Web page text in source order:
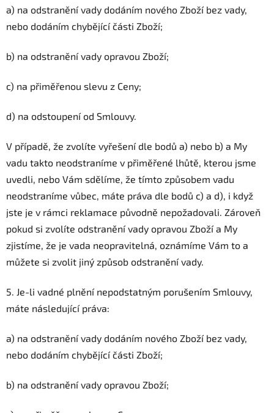
a) na odstranění vady dodáním nového Zboží bez vady,
nebo dodáním chybějící části Zboží;
b) na odstranění vady opravou Zboží;
c) na přiměřenou slevu z Ceny;
d) na odstoupení od Smlouvy.
V případě, že zvolíte vyřešení dle bodů a) nebo b) a My
vadu takto neodstraníme v přiměřené lhůtě, kterou jsme
uvedli, nebo Vám sdělíme, že tímto způsobem vadu
neodstraníme vůbec, máte práva dle bodů c) a d), i když
jste je v rámci reklamace původně nepožadovali. Zároveň
pokud si zvolíte odstranění vady opravou Zboží a My
zjistíme, že je vada neopravitelná, oznámíme Vám to a
můžete si zvolit jiný způsob odstranění vady.
5. Je-li vadné plnění nepodstatným porušením Smlouvy,
máte následující práva:
a) na odstranění vady dodáním nového Zboží bez vady,
nebo dodáním chybějící části Zboží;
b) na odstranění vady opravou Zboží;